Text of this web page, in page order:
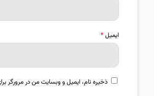
ایمیل*
ذخیره نام، ایمیل و وبسایت من در مرورگر